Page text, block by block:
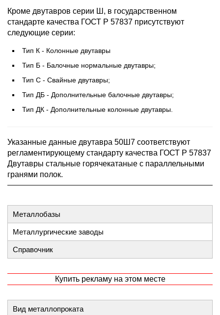
Кроме двутавров серии Ш, в государственном
стандарте качества ГОСТ Р 57837 присутствуют
следующие серии:
Тип К - Колонные двутавры
Тип Б - Балочные нормальные двутавры;
Тип С - Свайные двутавры;
Тип ДБ - Дополнительные балочные двутавры;
Тип ДК - Дополнительные колонные двутавры.
Указанные данные двутавра 50Ш7 соответствуют
регламентирующему стандарту качества ГОСТ Р 57837
Двутавры стальные горячекатаные с параллельными
гранями полок.
Металлобазы
Металлургические заводы
Справочник
Купить рекламу на этом месте
Вид металлопроката